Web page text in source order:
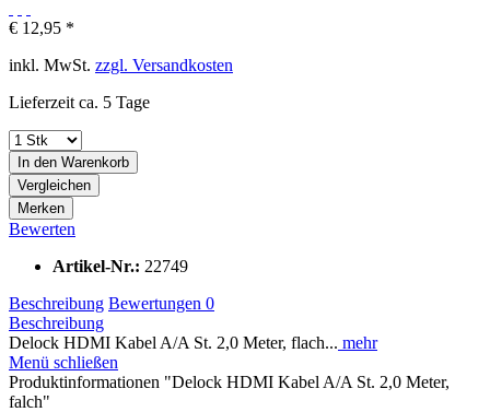
€ 12,95 *
inkl. MwSt. zzgl. Versandkosten
Lieferzeit ca. 5 Tage
In den Warenkorb
Vergleichen
Merken
Bewerten
Artikel-Nr.: 22749
Beschreibung Bewertungen 0
Beschreibung
Delock HDMI Kabel A/A St. 2,0 Meter, flach... mehr
Menü schließen
Produktinformationen "Delock HDMI Kabel A/A St. 2,0 Meter,
falch"